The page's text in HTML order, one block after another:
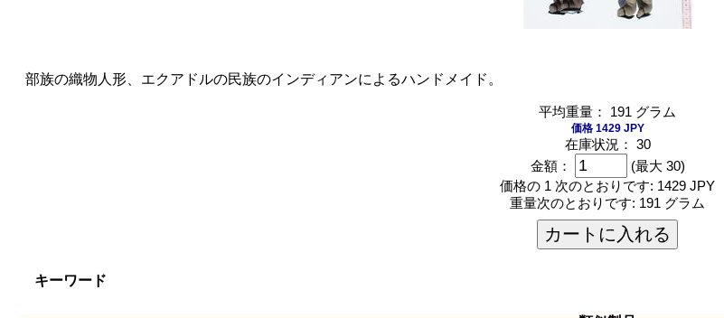
部族の織物人形、エクアドルの民族のインディアンによるハンドメイド。
平均重量： 191 グラム
価格 1429 JPY
在庫状況： 30
金額：
(最大 30)
価格の 1 次のとおりです: 1429 JPY
重量次のとおりです: 191 グラム
カートに入れる
キーワード